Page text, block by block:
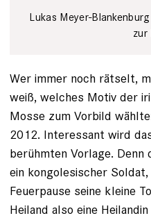
Lukas Meyer-
zur
Wer immer noch rätselt,
weiß, welches Motiv der
Mosse zum Vorbild
2012. Interessant wird
berühmten Vorlage. Denn
ein kongolesischer
Feuerpause seine kleine
Heiland also eine